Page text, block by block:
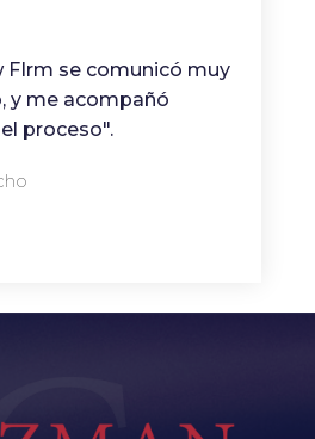
FIrm se comunicó muy
y me acompañó
proceso".